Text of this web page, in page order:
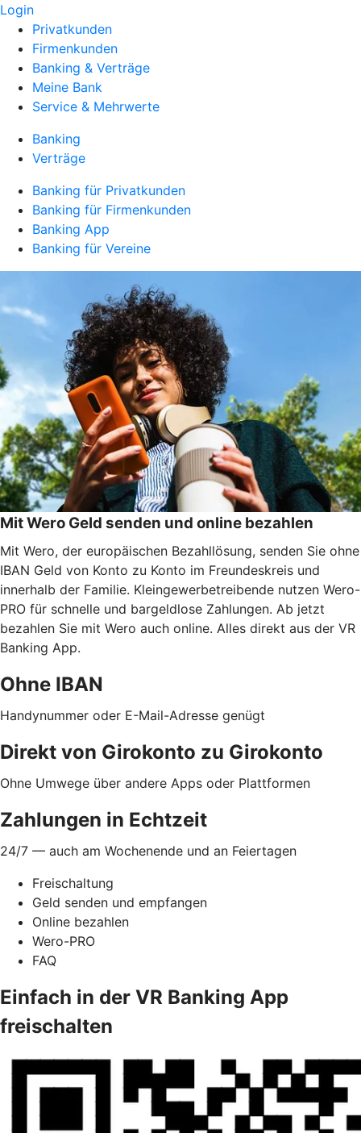
Login
Privatkunden
Firmenkunden
Banking & Verträge
Meine Bank
Service & Mehrwerte
Banking
Verträge
Banking für Privatkunden
Banking für Firmenkunden
Banking App
Banking für Vereine
Mit Wero Geld senden und online bezahlen
Mit Wero, der europäischen Bezahllösung, senden Sie ohne
IBAN Geld von Konto zu Konto im Freundeskreis und
innerhalb der Familie. Kleingewerbetreibende nutzen Wero-
PRO für schnelle und bargeldlose Zahlungen. Ab jetzt
bezahlen Sie mit Wero auch online. Alles direkt aus der VR
Banking App.
Ohne IBAN
Handynummer oder E-Mail-Adresse genügt
Direkt von Girokonto zu Girokonto
Ohne Umwege über andere Apps oder Plattformen
Zahlungen in Echtzeit
24/7 — auch am Wochenende und an Feiertagen
Freischaltung
Geld senden und empfangen
Online bezahlen
Wero-PRO
FAQ
Einfach in der VR Banking App
freischalten